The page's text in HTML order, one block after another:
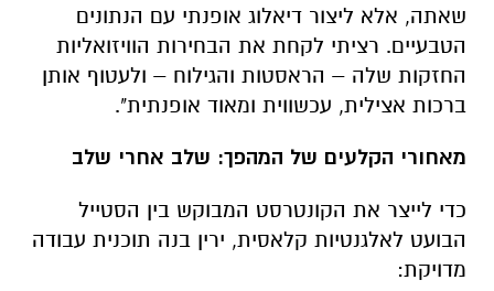
שאתה, אלא ליצור דיאלוג אופנתי עם הנתונים
הטבעיים. רציתי לקחת את הבחירות הוויזואליות
החזקות שלה – הראסטות והגילוח – ולעטוף אותן
ברכות אצילית, עכשווית ומאוד אופנתית".
מאחורי הקלעים של המהפך: שלב אחרי שלב
כדי לייצר את הקונטרסט המבוקש בין הסטייל
הבועט לאלגנטיות קלאסית, ירין בנה תוכנית עבודה
מדויקת: